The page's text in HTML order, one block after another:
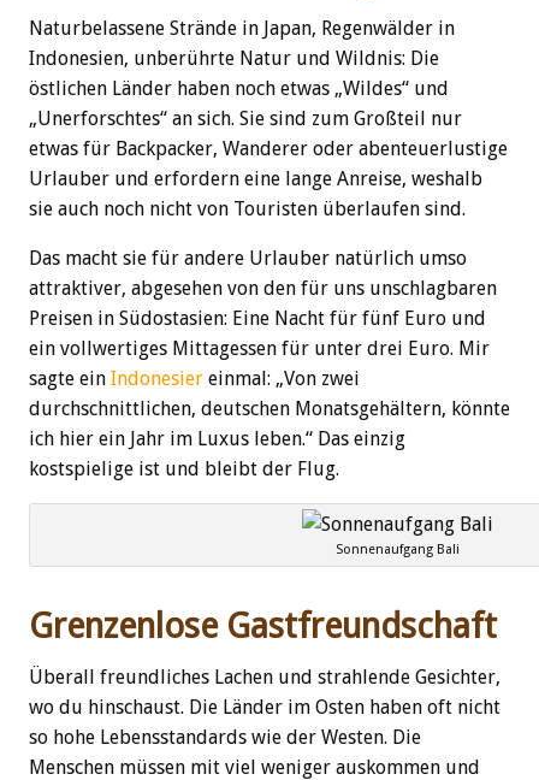
Naturbelassene Strände in Japan, Regenwälder in
Indonesien, unberührte Natur und Wildnis: Die
östlichen Länder haben noch etwas „Wildes“ und
„Unerforschtes“ an sich. Sie sind zum Großteil nur
etwas für Backpacker, Wanderer oder abenteuerlustige
Urlauber und erfordern eine lange Anreise, weshalb
sie auch noch nicht von Touristen überlaufen sind.
Das macht sie für andere Urlauber natürlich umso
attraktiver, abgesehen von den für uns unschlagbaren
Preisen in Südostasien: Eine Nacht für fünf Euro und
ein vollwertiges Mittagessen für unter drei Euro. Mir
sagte ein Indonesier einmal: „Von zwei
durchschnittlichen, deutschen Monatsgehältern, könnte
ich hier ein Jahr im Luxus leben.“ Das einzig
kostspielige ist und bleibt der Flug.
Sonnenaufgang Bali
Grenzenlose Gastfreundschaft
Überall freundliches Lachen und strahlende Gesichter,
wo du hinschaust. Die Länder im Osten haben oft nicht
so hohe Lebensstandards wie der Westen. Die
Menschen müssen mit viel weniger auskommen und